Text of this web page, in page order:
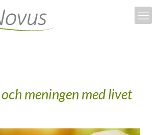
mening­en med livet